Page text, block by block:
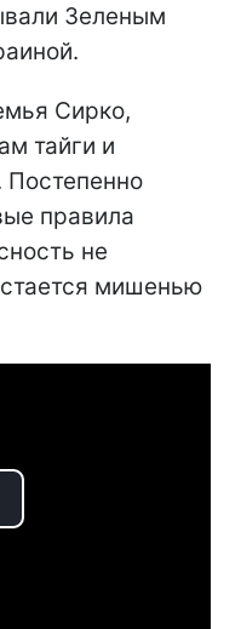
Зеленым
Сирко,
тайги и
Постепенно
правила
не
мишенью